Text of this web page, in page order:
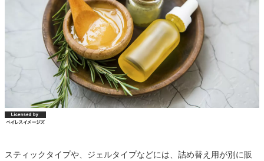
スティックタイプや、ジェルタイプなどには、詰め替え用が別に販